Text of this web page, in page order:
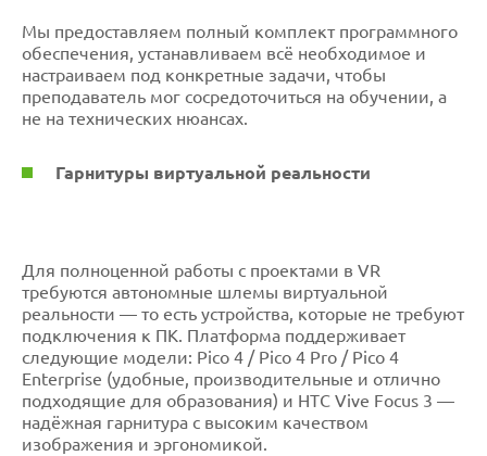
Мы предоставляем полный комплект программного
обеспечения, устанавливаем всё необходимое и
настраиваем под конкретные задачи, чтобы
преподаватель мог сосредоточиться на обучении, а
не на технических нюансах.
Гарнитуры виртуальной реальности
Для полноценной работы с проектами в VR
требуются автономные шлемы виртуальной
реальности — то есть устройства, которые не требуют
подключения к ПК. Платформа поддерживает
следующие модели: Pico 4 / Pico 4 Pro / Pico 4
Enterprise (удобные, производительные и отлично
подходящие для образования) и HTC Vive Focus 3 —
надёжная гарнитура с высоким качеством
изображения и эргономикой.